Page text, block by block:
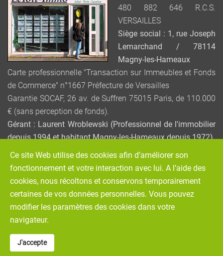
480 882 646 R.C.S.
VERSAILLES
Siège social : 1, rue Joseph
Lemarchand / 78114
Magny-les-Hameaux
Carte professionnelle "Transaction sur Immeubles et Fonds
de Commerce" n°1667 Préfecture de Versailles
Garantie SOCAF, 26 av. de Suffren 75015 Paris, de 110.000
€ (sans perception de fonds).
Gérant : Laurent Wroblewski (Professionnel de l'immobilier
depuis 1994 et habitant Magny-les-Hameaux depuis 1972)
Service de Médiation de la consommation : MEDIATION –
VIVONS MIEUX ENSEMBLE / www.mediation-vivons-mieux-
ensemble.fr
(465 avenue de la Libération / 54000 NANCY)
Réalisation graphique :
Plan de site
Ce site Web utilise des cookies afin d’améliorer son
fonctionnement et votre interaction avec lui. A l’aide des
cookies, nous récoltons et conservons temporairement
certaines de vos données personnelles. Vous pouvez
modifier les paramètres des cookies dans votre
navigateur.
J'accepte